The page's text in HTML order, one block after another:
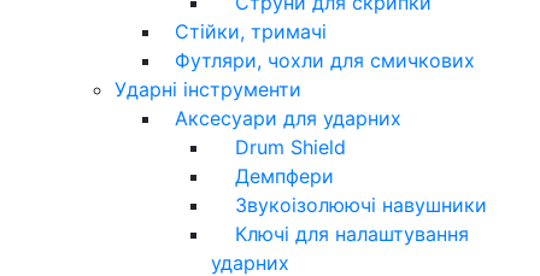
Стійки, тримачі
Футляри, чохли для смичкових
Ударні інструменти
Аксесуари для ударних
Drum Shield
Демпфери
Звукоізолюючі навушники
Ключі для налаштування
ударних